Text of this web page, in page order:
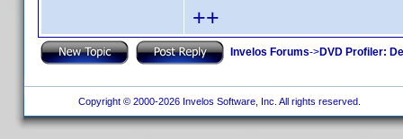
++
Invelos Forums->DVD Profiler:
Copyright © 2000-2026 Invelos Software, Inc. All rights reserved.